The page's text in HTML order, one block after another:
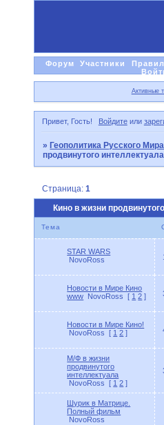
Форум Участники
Активные
Привет, Гость! Войдитеили
»Геополитика Русского Мира
продвинутого интеллектуала
Кино в жизни
Страница:1
Тема
STAR WARS
NovoRoss
Новости в Мире Кино
www NovoRoss [ 1 2 ]
Новости в Мире Кино!
NovoRoss
[ 1 2 ]
М/Ф в жизни
продвинутого
интеллектуала
NovoRoss
[ 1 2 ]
Шурик в Матрице.
Полный фильм
NovoRoss